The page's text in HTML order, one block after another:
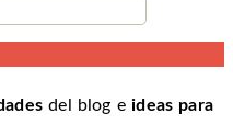
del blog eideas para